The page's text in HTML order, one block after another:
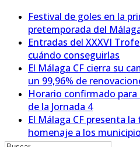
Festival de goles en la
pretemporada del
Entradas del XXXVI
cuándo conseguirlas
El Málaga CF cierra su
un 99,96% de
Horario confirmado para
de la Jornada 4
El Málaga CF presenta
homenaje a los